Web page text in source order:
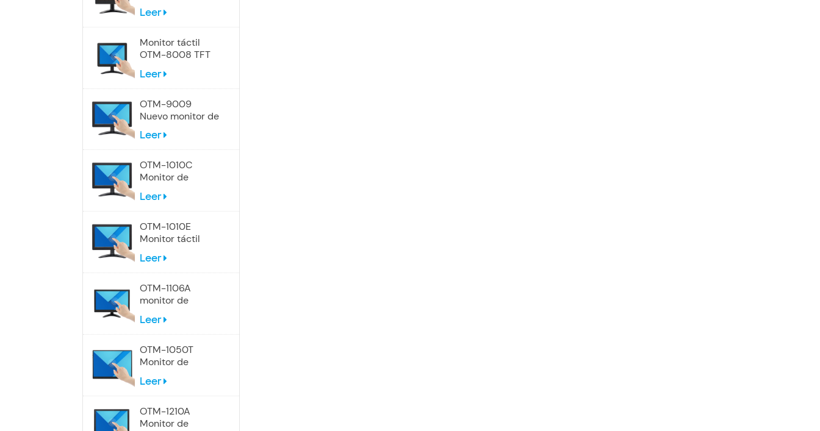
7 pulgadas
Leer
Monitor táctil
OTM-8008 TFT
pulgadas
Leer
OTM-9009
Nuevo monitor de
pantalla táctil de
9 pulgadas
Leer
OTM-1010C
Monitor de
pantalla táctil
industrial de 10,1
pulgadas
Leer
OTM-1010E
Monitor táctil
panorámico de
10,1 pulgadas
Leer
OTM-1106A
monitor de
pantalla táctil de
12 pulgadas
Leer
OTM-1050T
Monitor de
portátil USB-C de
10,5 pulgadas
Leer
OTM-1210A
Monitor de